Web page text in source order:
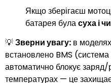
Якщо зберігаєш
батарея буласуха і
💡Зверни увагу: в
встановлено BMS
автоматично блокує
температурах — це